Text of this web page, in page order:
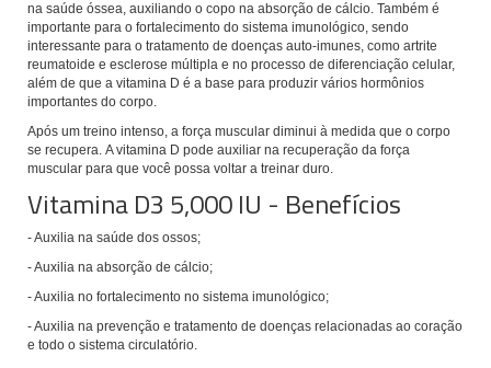
na saúde óssea, auxiliando o copo na absorção de cálcio. Também é
importante para o fortalecimento do sistema imunológico, sendo
interessante para o tratamento de doenças auto-imunes, como artrite
reumatoide e esclerose múltipla e no processo de diferenciação celular,
além de que a vitamina D é a base para produzir vários hormônios
importantes do corpo.
Após um treino intenso, a força muscular diminui à medida que o corpo
se recupera. A vitamina D pode auxiliar na recuperação da força
muscular para que você possa voltar a treinar duro.
Vitamina D3 5,000 IU - Benefícios
- Auxilia na saúde dos ossos;
- Auxilia na absorção de cálcio;
- Auxilia no fortalecimento no sistema imunológico;
- Auxilia na prevenção e tratamento de doenças relacionadas ao coração
e todo o sistema circulatório.